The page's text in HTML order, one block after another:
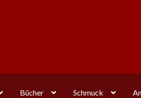
Bücher Schmuck